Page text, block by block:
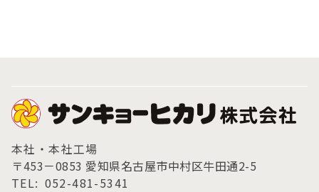
本社・本社工場
〒453－0853 愛知県名古屋市中村区牛田通2-5
TEL: 052-481-5341